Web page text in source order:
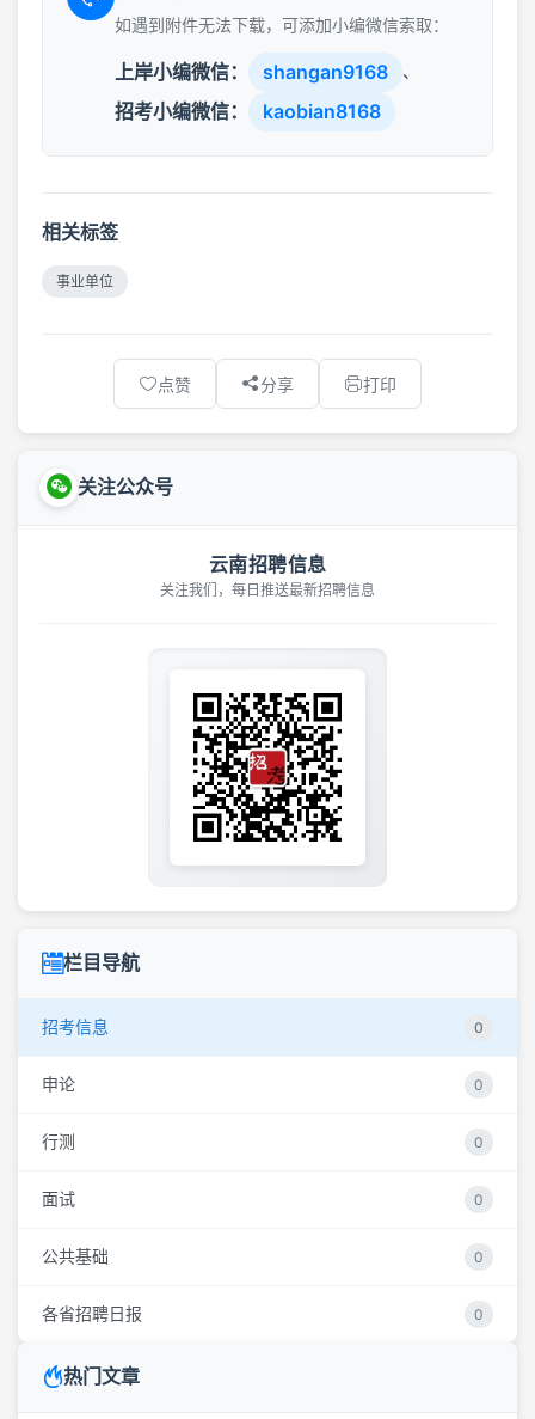
如遇到附件无法下载，可添加小编微信索取：
上岸小编微信： shangan9168 、
招考小编微信： kaobian8168
相关标签
事业单位
点赞 分享 打印
关注公众号
云南招聘信息
关注我们，每日推送最新招聘信息
栏目导航
招考信息 0
申论 0
行测 0
面试 0
公共基础 0
各省招聘日报 0
热门文章